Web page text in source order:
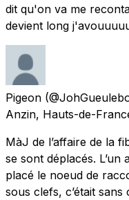
dit qu'on va me
devient long
Pigeon
Anzin, Hauts-de-
MàJ de l’affaire de la
se sont déplacés. L’un
placé le noeud de
sous clefs, c’était sans